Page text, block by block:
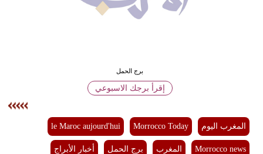
برج الحمل
إقرأ برجك الاسبوعي
المغرب اليوم Morrocco Today
le Maroc aujourd'hui
Morrocco news المغرب برج الحمل أخبار الأبراج